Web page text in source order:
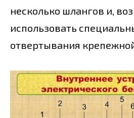
несколько шлангов и,
использовать
отвертывания